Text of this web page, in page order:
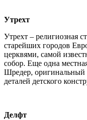
Утрехт
Утрехт – религиозная
старейших городов
церквями, самой
собор. Еще одна
Шредер, оригинальный
деталей детского
Делфт